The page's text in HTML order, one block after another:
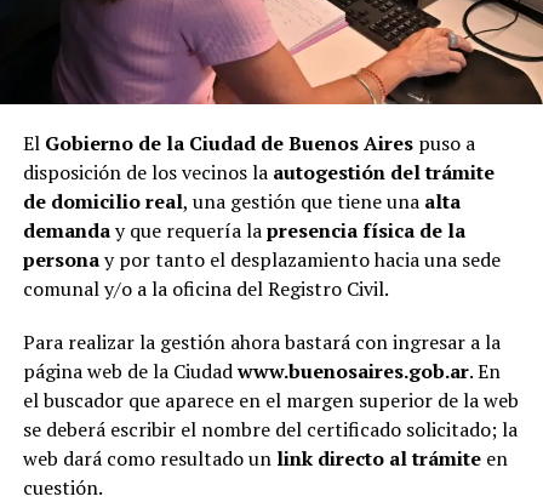
El Gobierno de la Ciudad de Buenos Airespuso a
disposición de los vecinos la autogestión del trámite
de domicilio real, una gestión que tiene una alta
demanday que requería lapresencia física de la
personay por tanto el desplazamiento hacia una sede
comunal y/o a la oficina del Registro Civil.
Para realizar la gestión ahora bastará con ingresar a la
página web de la Ciudadwww.buenosaires.gob.ar. En
el buscador que aparece en el margen superior de la web
se deberá escribir el nombre del certificado solicitado; la
web dará como resultado un link directo al trámiteen
cuestión.